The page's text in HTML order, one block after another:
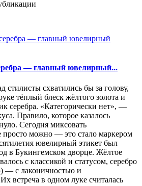
— главный ювелирный...
стилисты схватились бы за голову,
тёплый блеск жёлтого золота и
серебра. «Категорически нет», —
Правило, которое казалось
Сегодня миксовать
просто можно — это стало маркером
ювелирный этикет был
в Букингемском дворце. Жёлтое
с классикой и статусом, серебро
— с лаконичностью и
встреча в одном луке считалась